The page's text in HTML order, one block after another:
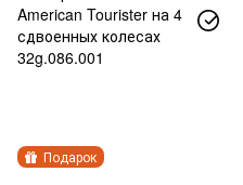
Подарок